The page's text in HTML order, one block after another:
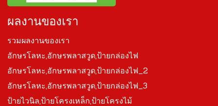
ผลงานของเรา
รวมผลงานของเรา
อักษรโลหะ,อักษรพลาสวูด,ป้ายกล่องไฟ
อักษรโลหะ,อักษรพลาสวูด,ป้ายกล่องไฟ_2
อักษรโลหะ,อักษรพลาสวูด,ป้ายกล่องไฟ_3
ป้ายไวนิล,ป้ายโครงเหล็ก,ป้ายโครงไม้